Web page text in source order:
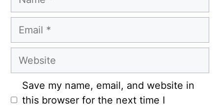
Email
Website
Save my name, email, and website in
this browser for the next time I